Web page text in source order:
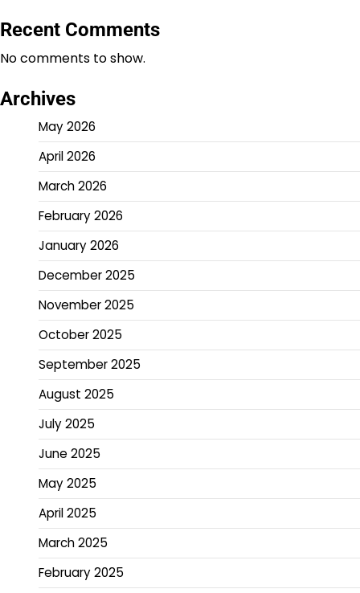
Recent Comments
No comments to show.
Archives
May 2026
April 2026
March 2026
February 2026
January 2026
December 2025
November 2025
October 2025
September 2025
August 2025
July 2025
June 2025
May 2025
April 2025
March 2025
February 2025